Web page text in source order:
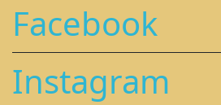
Facebook
Instagram